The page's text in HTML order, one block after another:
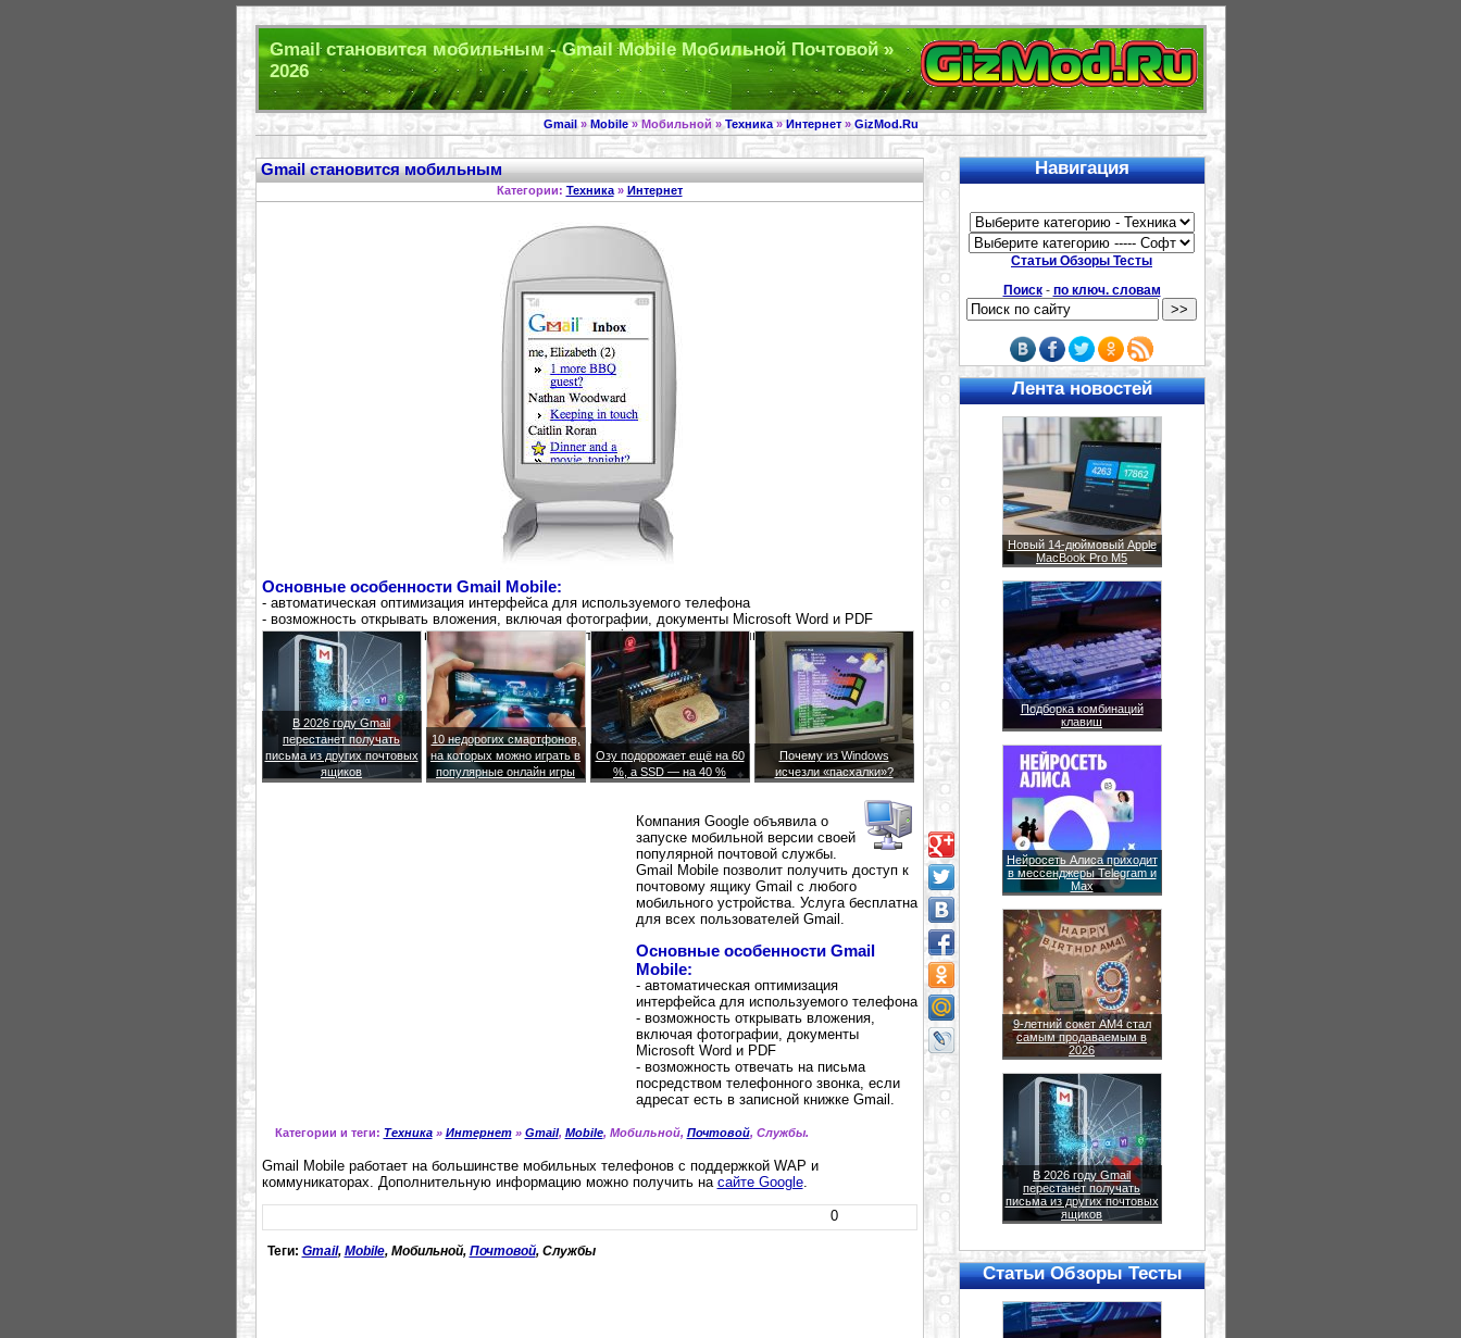
Gmail становится мобильным - Gmail Mobile Мобильной Почтовой »
2026
Gmail»Mobile» Мобильной »Техника» Интернет» GizMod.Ru
Gmail становится мобильным
Категории: Техника» Интернет
Основные особенности Gmail Mobile:
- автоматическая оптимизация интерфейса для используемого телефона
- возможность открывать вложения, включая фотографии, документы Microsoft Word и PDF
- возможность отвечать на письма посредством телефонного звонка, если адресат есть в
записной книжке Gmail.
В 2026 году Gmail
перестанет получать
письма из других почтовых
ящиков
10 недорогих смартфонов,
на которых можно играть в
популярные онлайн игры
Озу подорожает ещё на 60
%, а SSD — на 40 %
Почему из Windows
исчезли «пасхалки»?
Компания Google объявила о
запуске мобильной версии своей
популярной почтовой службы.
Gmail Mobile позволит получить доступ к
почтовому ящику Gmail с любого
мобильного устройства. Услуга бесплатна
для всех пользователей Gmail.
Основные особенности Gmail
Mobile:
- автоматическая оптимизация
интерфейса для используемого телефона
- возможность открывать вложения,
включая фотографии, документы
Microsoft Word и PDF
- возможность отвечать на письма
посредством телефонного звонка, если
адресат есть в записной книжке Gmail.
Категории и теги: Техника» Интернет» Gmail, Mobile, Мобильной, Почтовой, Службы.
Gmail Mobile работает на большинстве мобильных телефонов с поддержкой WAP и
коммуникаторах. Дополнительную информацию можно получить на сайте Google.
0
Теги: Gmail, Mobile, Мобильной, Почтовой, Службы
Навигация
Статьи Обзоры Тесты
Поиск- по ключ. словам
Лента новостей
Новый 14-дюймовый Apple
MacBook Pro M5
Подборка комбинаций
клавиш
Нейросеть Алиса приходит
в мессенджеры Telegram и
Max
9-летний сокет AM4 стал
самым продаваемым в
2026
В 2026 году Gmail
перестанет получать
письма из других почтовых
ящиков
Статьи Обзоры Тесты